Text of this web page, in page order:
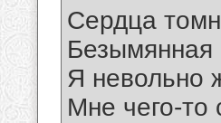
Сердца
Безымянная
Я невольно
Мне чего-то